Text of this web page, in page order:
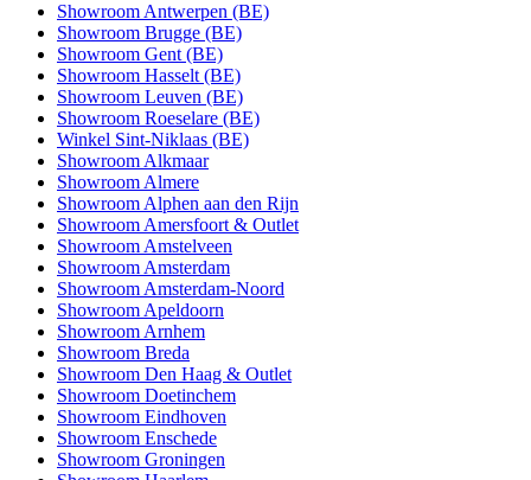
Showroom Antwerpen (BE)
Showroom Brugge (BE)
Showroom Gent (BE)
Showroom Hasselt (BE)
Showroom Leuven (BE)
Showroom Roeselare (BE)
Winkel Sint-Niklaas (BE)
Showroom Alkmaar
Showroom Almere
Showroom Alphen aan den Rijn
Showroom Amersfoort & Outlet
Showroom Amstelveen
Showroom Amsterdam
Showroom Amsterdam-Noord
Showroom Apeldoorn
Showroom Arnhem
Showroom Breda
Showroom Den Haag & Outlet
Showroom Doetinchem
Showroom Eindhoven
Showroom Enschede
Showroom Groningen